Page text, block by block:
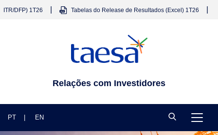
| Tabelas do Release de Resultados (Excel) 1T26 |
Relações com Investidores
PT EN